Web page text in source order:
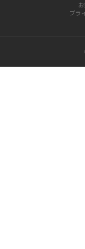
プラ
このコンテンツは掲載